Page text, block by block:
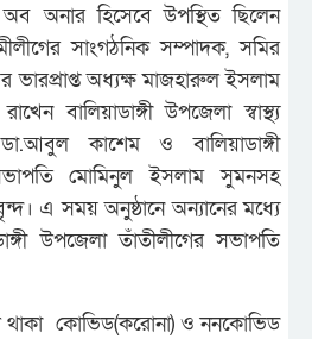
অনার হিসেবে উপস্থিত ছিলেন
সাংগঠনিক সম্পাদক, সমির
ভারপ্রাপ্ত অধ্যক্ষ মাজহারুল ইসলাম
বালিয়াডাঙ্গী উপজেলা স্বাস্থ্য
কাশেম ও বালিয়াডাঙ্গী
মোমিনুল ইসলাম সুমনসহ
এ সময় অনুষ্ঠানে অন্যানের মধ্যে
উপজেলা তাঁতীলীগের সভাপতি
থাকা কোভিড(করোনা) ও ননকোভিড